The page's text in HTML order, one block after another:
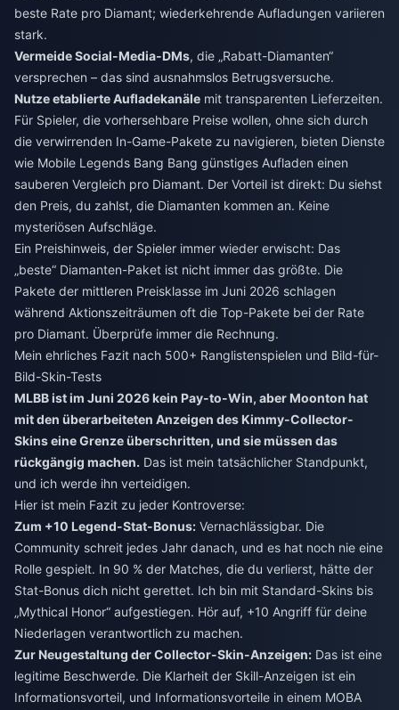
beste Rate pro Diamant; wiederkehrende Aufladungen variieren
stark.
Vermeide Social-Media-DMs, die „Rabatt-Diamanten“
versprechen – das sind ausnahmslos Betrugsversuche.
Nutze etablierte Aufladekanäle mit transparenten Lieferzeiten.
Für Spieler, die vorhersehbare Preise wollen, ohne sich durch
die verwirrenden In-Game-Pakete zu navigieren, bieten Dienste
wie Mobile Legends Bang Bang günstiges Aufladen einen
sauberen Vergleich pro Diamant. Der Vorteil ist direkt: Du siehst
den Preis, du zahlst, die Diamanten kommen an. Keine
mysteriösen Aufschläge.
Ein Preishinweis, der Spieler immer wieder erwischt: Das
„beste“ Diamanten-Paket ist nicht immer das größte. Die
Pakete der mittleren Preisklasse im Juni 2026 schlagen
während Aktionszeiträumen oft die Top-Pakete bei der Rate
pro Diamant. Überprüfe immer die Rechnung.
Mein ehrliches Fazit nach 500+ Ranglistenspielen und Bild-für-
Bild-Skin-Tests
MLBB ist im Juni 2026 kein Pay-to-Win, aber Moonton hat
mit den überarbeiteten Anzeigen des Kimmy-Collector-
Skins eine Grenze überschritten, und sie müssen das
rückgängig machen. Das ist mein tatsächlicher Standpunkt,
und ich werde ihn verteidigen.
Hier ist mein Fazit zu jeder Kontroverse:
Zum +10 Legend-Stat-Bonus: Vernachlässigbar. Die
Community schreit jedes Jahr danach, und es hat noch nie eine
Rolle gespielt. In 90 % der Matches, die du verlierst, hätte der
Stat-Bonus dich nicht gerettet. Ich bin mit Standard-Skins bis
„Mythical Honor“ aufgestiegen. Hör auf, +10 Angriff für deine
Niederlagen verantwortlich zu machen.
Zur Neugestaltung der Collector-Skin-Anzeigen: Das ist eine
legitime Beschwerde. Die Klarheit der Skill-Anzeigen ist ein
Informationsvorteil, und Informationsvorteile in einem MOBA